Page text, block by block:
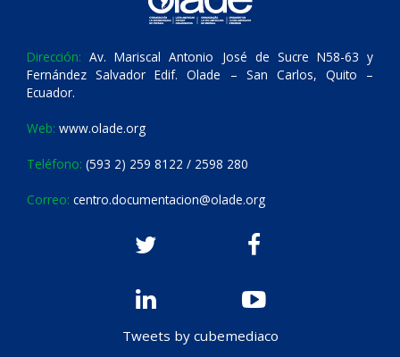
Dirección: Av. Mariscal Antonio José de Sucre N58-63 y
Fernández Salvador Edif. Olade – San Carlos, Quito –
Ecuador.
Web: www.olade.org
Teléfono: (593 2) 259 8122 / 2598 280
Correo: centro.documentacion@olade.org
Tweets by cubemediaco